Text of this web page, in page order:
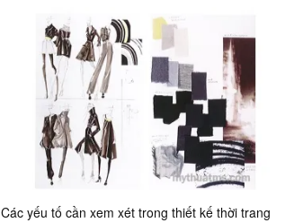
Các yếu tố cần xem xét trong thiết kế thời trang